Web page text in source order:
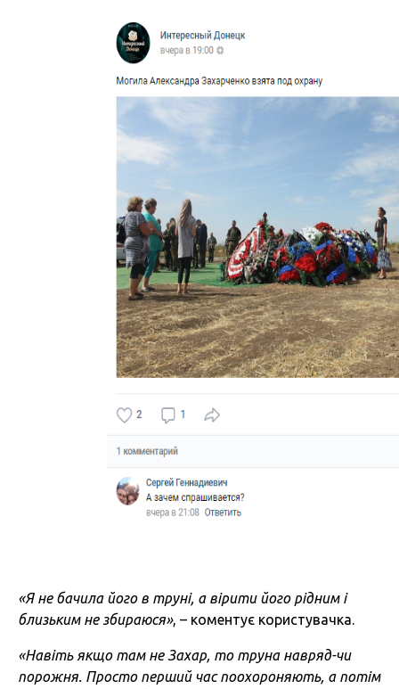
«Я не бачила його в труні, а вірити його рідним і
близьким не збираюся», – коментує користувачка.
«Навіть якщо там не Захар, то труна навряд-чи
порожня. Просто перший час поохороняють, а потім